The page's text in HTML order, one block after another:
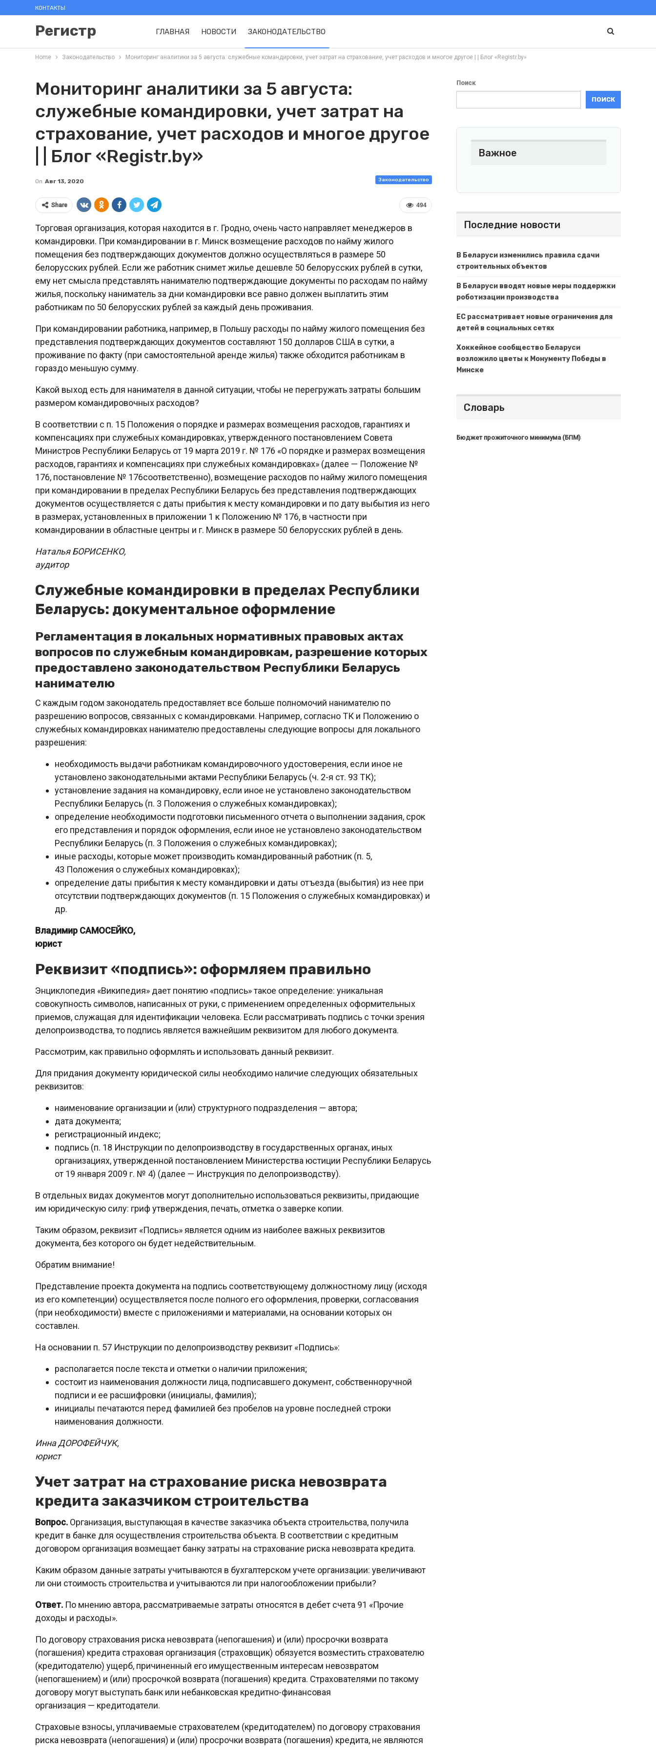
КОНТАКТЫ
Регистр ГЛАВНАЯ НОВОСТИ ЗАКОНОДАТЕЛЬСТВО
Home Законодательство Мониторинг аналитики за 5 августа: служебные командировки, учет затрат на страхование, учет расходов и многое другое | | Блог «Registr.by»
Мониторинг аналитики за 5 августа:
служебные командировки, учет затрат на
страхование, учет расходов и многое другое
| | Блог «Registr.by»
Законодательство
On Авг 13, 2020
494
Share
Торговая организация, которая находится в г. Гродно, очень часто направляет менеджеров в
командировки. При командировании в г. Минск возмещение расходов по найму жилого
помещения без подтверждающих документов должно осуществляться в размере 50
белорусских рублей. Если же работник снимет жилье дешевле 50 белорусских рублей в сутки,
ему нет смысла представлять нанимателю подтверждающие документы по расходам по найму
жилья, поскольку наниматель за дни командировки все равно должен выплатить этим
работникам по 50 белорусских рублей за каждый день проживания.
При командировании работника, например, в Польшу расходы по найму жилого помещения без
представления подтверждающих документов составляют 150 долларов США в сутки, а
проживание по факту (при самостоятельной аренде жилья) также обходится работникам в
гораздо меньшую сумму.
Какой выход есть для нанимателя в данной ситуации, чтобы не перегружать затраты большим
размером командировочных расходов?
В соответствии с п. 15 Положения о порядке и размерах возмещения расходов, гарантиях и
компенсациях при служебных командировках, утвержденного постановлением Совета
Министров Республики Беларусь от 19 марта 2019 г. № 176 «О порядке и размерах возмещения
расходов, гарантиях и компенсациях при служебных командировках» (далее — Положение №
176, постановление № 176соответственно), возмещение расходов по найму жилого помещения
при командировании в пределах Республики Беларусь без представления подтверждающих
документов осуществляется с даты прибытия к месту командировки и по дату выбытия из него
в размерах, установленных в приложении 1 к Положению № 176, в частности при
командировании в областные центры и г. Минск в размере 50 белорусских рублей в день.
Наталья БОРИСЕНКО,
аудитор
Служебные командировки в пределах Республики
Беларусь: документальное оформление
Регламентация в локальных нормативных правовых актах
вопросов по служебным командировкам, разрешение которых
предоставлено законодательством Республики Беларусь
нанимателю
С каждым годом законодатель предоставляет все больше полномочий нанимателю по
разрешению вопросов, связанных с командировками. Например, согласно ТК и Положению о
служебных командировках нанимателю предоставлены следующие вопросы для локального
разрешения:
необходимость выдачи работникам командировочного удостоверения, если иное не
установлено законодательными актами Республики Беларусь (ч. 2-я ст. 93 ТК);
установление задания на командировку, если иное не установлено законодательством
Республики Беларусь (п. 3 Положения о служебных командировках);
определение необходимости подготовки письменного отчета о выполнении задания, срок
его представления и порядок оформления, если иное не установлено законодательством
Республики Беларусь (п. 3 Положения о служебных командировках);
иные расходы, которые может производить командированный работник (п. 5,
43 Положения о служебных командировках);
определение даты прибытия к месту командировки и даты отъезда (выбытия) из нее при
отсутствии подтверждающих документов (п. 15 Положения о служебных командировках) и
др.
Владимир САМОСЕЙКО,
юрист
Реквизит «подпись»: оформляем правильно
Энциклопедия «Википедия» дает понятию «подпись» такое определение: уникальная
совокупность символов, написанных от руки, с применением определенных оформительных
приемов, служащая для идентификации человека. Если рассматривать подпись с точки зрения
делопроизводства, то подпись является важнейшим реквизитом для любого документа.
Рассмотрим, как правильно оформлять и использовать данный реквизит.
Для придания документу юридической силы необходимо наличие следующих обязательных
реквизитов:
наименование организации и (или) структурного подразделения — автора;
дата документа;
регистрационный индекс;
подпись (п. 18 Инструкции по делопроизводству в государственных органах, иных
организациях, утвержденной постановлением Министерства юстиции Республики Беларусь
от 19 января 2009 г. № 4) (далее — Инструкция по делопроизводству).
В отдельных видах документов могут дополнительно использоваться реквизиты, придающие
им юридическую силу: гриф утверждения, печать, отметка о заверке копии.
Таким образом, реквизит «Подпись» является одним из наиболее важных реквизитов
документа, без которого он будет недействительным.
Обратим внимание!
Представление проекта документа на подпись соответствующему должностному лицу (исходя
из его компетенции) осуществляется после полного его оформления, проверки, согласования
(при необходимости) вместе с приложениями и материалами, на основании которых он
составлен.
На основании п. 57 Инструкции по делопроизводству реквизит «Подпись»:
располагается после текста и отметки о наличии приложения;
состоит из наименования должности лица, подписавшего документ, собственноручной
подписи и ее расшифровки (инициалы, фамилия);
инициалы печатаются перед фамилией без пробелов на уровне последней строки
наименования должности.
Инна ДОРОФЕЙЧУК,
юрист
Учет затрат на страхование риска невозврата
кредита заказчиком строительства
Вопрос. Организация, выступающая в качестве заказчика объекта строительства, получила
кредит в банке для осуществления строительства объекта. В соответствии с кредитным
договором организация возмещает банку затраты на страхование риска невозврата кредита.
Каким образом данные затраты учитываются в бухгалтерском учете организации: увеличивают
ли они стоимость строительства и учитываются ли при налогообложении прибыли?
Ответ. По мнению автора, рассматриваемые затраты относятся в дебет счета 91 «Прочие
доходы и расходы».
По договору страхования риска невозврата (непогашения) и (или) просрочки возврата
(погашения) кредита страховая организация (страховщик) обязуется возместить страхователю
(кредитодателю) ущерб, причиненный его имущественным интересам невозвратом
(непогашением) и (или) просрочкой возврата (погашения) кредита. Страхователями по такому
договору могут выступать банк или небанковская кредитно-финансовая
организация — кредитодатели.
Страховые взносы, уплачиваемые страхователем (кредитодателем) по договору страхования
риска невозврата (непогашения) и (или) просрочки возврата (погашения) кредита, не являются
Поиск
ПОИСК
Важное
Последние новости
В Беларуси изменились правила сдачи
строительных объектов
В Беларуси вводят новые меры поддержки
роботизации производства
ЕС рассматривает новые ограничения для
детей в социальных сетях
Хоккейное сообщество Беларуси
возложило цветы к Монументу Победы в
Минске
Словарь
Бюджет прожиточного минимума (БПМ)